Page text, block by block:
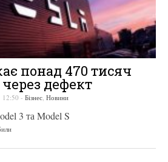
понад 470 тисяч
дефект
12:50 - Бізнес, Новини
3 та Model S